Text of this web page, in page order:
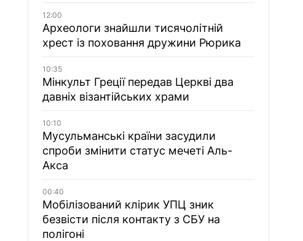
12:00
Археологи знайшли тисячолітній
хрест із поховання дружини Рюрика
10:35
Мінкульт Греції передав Церкві два
давніх візантійських храми
10:10
Мусульманські країни засудили
спроби змінити статус мечеті Аль-
Акса
00:40
Мобілізований клірик УПЦ зник
безвісти після контакту з СБУ на
полігоні